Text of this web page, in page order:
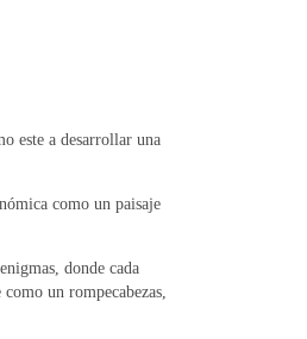
este a desarrollar una
como un paisaje
donde cada
un rompecabezas,